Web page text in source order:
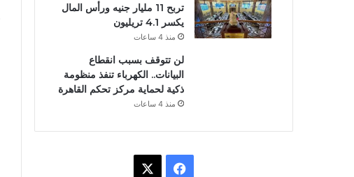
تربح 11 مليار جنيه ورأس المال
يكسر 4.1 تريليون
منذ 4 ساعات
لن تتوقف بسبب انقطاع
البيانات.. الكهرباء تنفذ منظومة
ذكية لحماية مركز تحكم القاهرة
منذ 4 ساعات